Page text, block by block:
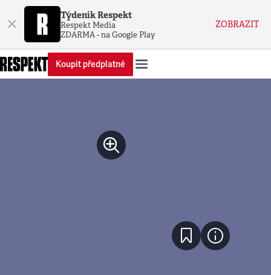
× Týdeník Respekt
Respekt Media
ZDARMA - na Google Play
ZOBRAZIT
Koupit předplatné